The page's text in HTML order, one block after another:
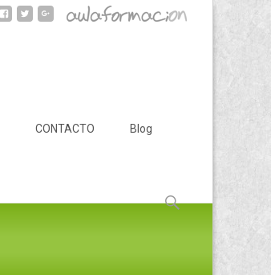
CONTACTO Blog
Buscar: